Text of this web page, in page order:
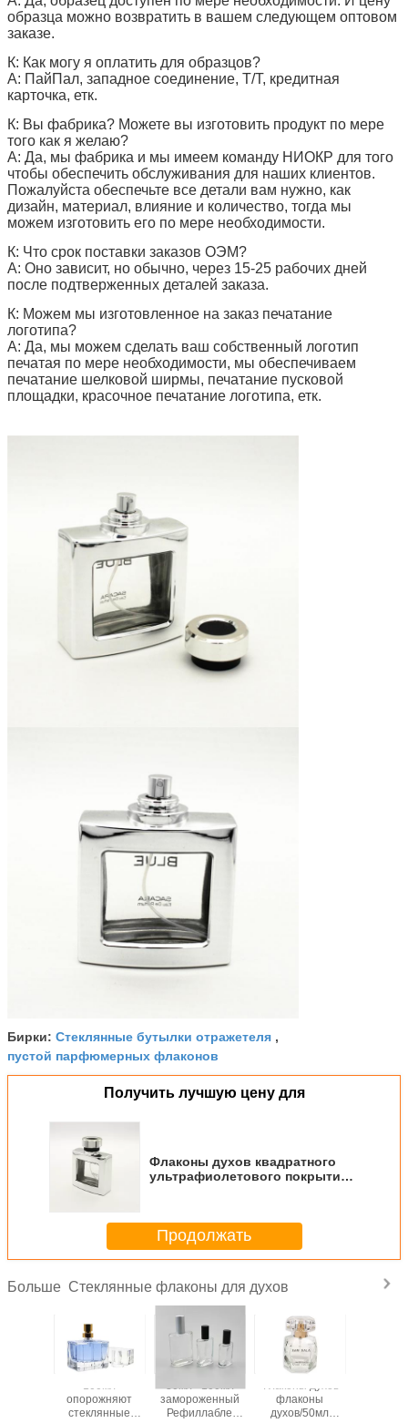
образца можно возвратить в вашем следующем оптовом
заказе.
К: Как могу я оплатить для образцов?
А: ПайПал, западное соединение, Т/Т, кредитная
карточка, етк.
К: Вы фабрика? Можете вы изготовить продукт по мере
того как я желаю?
А: Да, мы фабрика и мы имеем команду НИОКР для того
чтобы обеспечить обслуживания для наших клиентов.
Пожалуйста обеспечьте все детали вам нужно, как
дизайн, материал, влияние и количество, тогда мы
можем изготовить его по мере необходимости.
К: Что срок поставки заказов ОЭМ?
А: Оно зависит, но обычно, через 15-25 рабочих дней
после подтверженных деталей заказа.
К: Можем мы изготовленное на заказ печатание
логотипа?
А: Да, мы можем сделать ваш собственный логотип
печатая по мере необходимости, мы обеспечиваем
печатание шелковой ширмы, печатание пусковой
площадки, красочное печатание логотипа, етк.
Бирки: Стеклянные бутылки отражетеля ,
пустой парфюмерных флаконов
Получить лучшую цену для
Флаконы духов квадратного
ультрафиолетового покрытия
Продолжать
Больше Стеклянные флаконы для духов
100мл
опорожняют
стеклянные
30мл - 100мл
замороженный
Рефиллабле
Флаконы духов
флаконы
духов/50мл